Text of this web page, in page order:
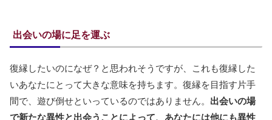
出会いの場に足を運ぶ
復縁したいのになぜ？と思われそうですが、これも復縁した
いあなたにとって大きな意味を持ちます。復縁を目指す片手
間で、遊び倒せといっているのではありません。 出会いの場
で新たな異性と出会うことによって、あなたには他にも異性